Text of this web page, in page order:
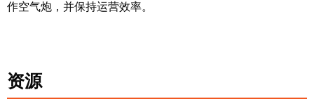
作空气炮，并保持运营效率。
资源